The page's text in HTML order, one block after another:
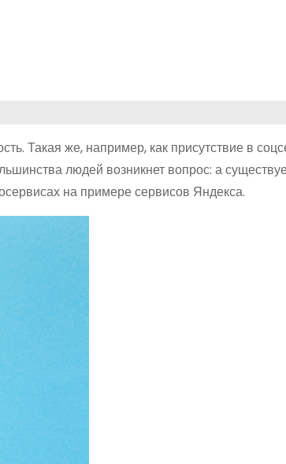
Такая же, например, как присутствие в
людей возникнет вопрос: а
на примере сервисов Яндекса.